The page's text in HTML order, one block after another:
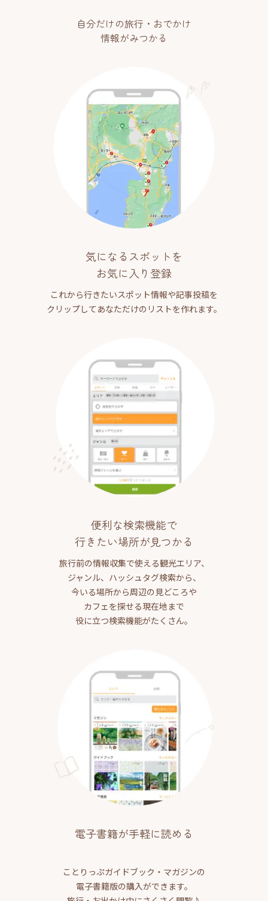
自分だけの旅行・おでかけ
情報がみつかる
気になるスポットを
お気に入り登録
これから行きたいスポット情報や記事投稿を
クリップしてあなただけのリストを作れます。
便利な検索機能で
行きたい場所が見つかる
旅行前の情報収集で使える観光エリア、
ジャンル、ハッシュタグ検索から、
今いる場所から周辺の見どころや
カフェを探せる現在地まで
役に立つ検索機能がたくさん。
電子書籍が手軽に読める
ことりっぷガイドブック・マガジンの
電子書籍版の購入ができます。